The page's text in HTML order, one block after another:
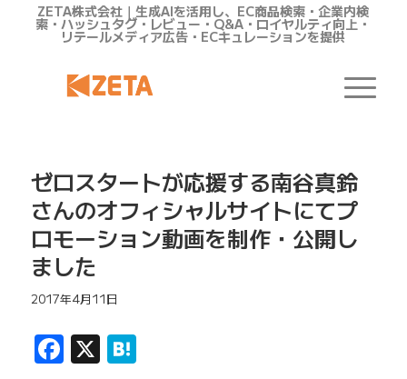
ZETA株式会社｜生成AIを活用し、EC商品検索・企業内検
索・ハッシュタグ・レビュー・Q&A・ロイヤルティ向上・
リテールメディア広告・ECキュレーションを提供
ゼロスタートが応援する南谷真鈴
さんのオフィシャルサイトにてプ
ロモーション動画を制作・公開し
ました
2017年4月11日
Facebook
X Hatena